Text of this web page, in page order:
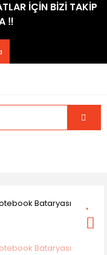
İÇİN BİZİ TAKİP
​‼️​